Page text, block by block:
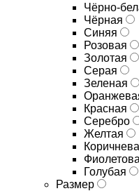
Чёрно-
Чёрная
Синяя
Розовая
Золотая
Серая
Зеленая
Красная
Серебро
Желтая
Голубая
Размер